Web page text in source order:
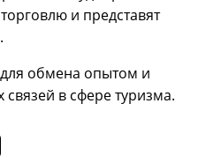
и представят
обмена опытом и
в сфере туризма.